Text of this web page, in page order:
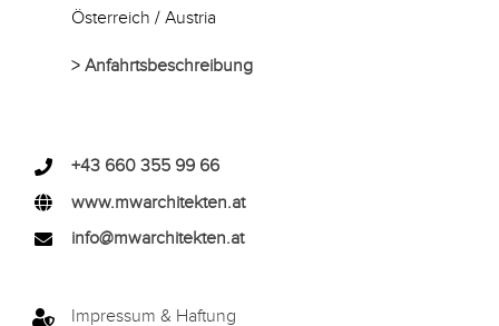
Österreich / Austria
>Anfahrtsbeschreibung
+43 660 355 99 66
www.mwarchitekten.at
info@mwarchitekten.at
Impressum & Haftung